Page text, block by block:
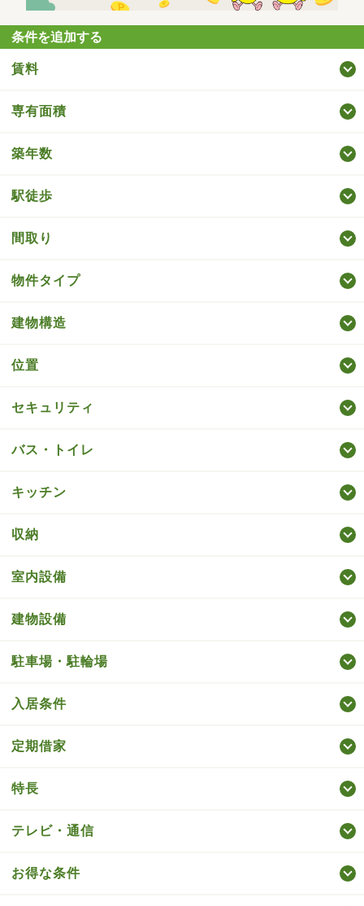
条件を追加する
賃料
専有面積
築年数
駅徒歩
間取り
物件タイプ
建物構造
位置
セキュリティ
バス・トイレ
キッチン
収納
室内設備
建物設備
駐車場・駐輪場
入居条件
定期借家
特長
テレビ・通信
お得な条件